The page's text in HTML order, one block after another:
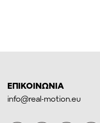
ΕΠΙΚΟΙΝΩΝΙΑ
info@real-motion.eu